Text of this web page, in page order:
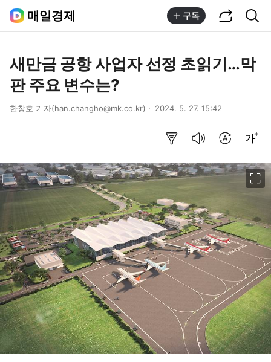
매일경제 구독
새만금 공항 사업자 선정 초읽기…막
판 주요 변수는?
한창호 기자(han.changho@mk.co.kr) 2024. 5. 27. 15:42